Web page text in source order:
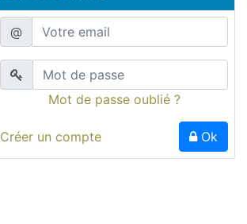
@
Mot de passe oublié ?
Créer un compte Ok